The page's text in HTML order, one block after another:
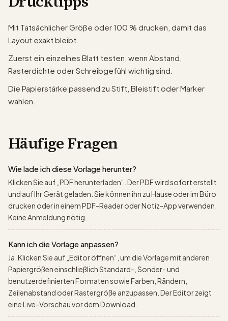
Mit Tatsächlicher Größe oder 100 % drucken, damit das
Layout exakt bleibt.
Zuerst ein einzelnes Blatt testen, wenn Abstand,
Rasterdichte oder Schreibgefühl wichtig sind.
Die Papierstärke passend zu Stift, Bleistift oder Marker
wählen.
Häufige Fragen
Wie lade ich diese Vorlage herunter?
Klicken Sie auf „PDF herunterladen“. Der PDF wird sofort erstellt
und auf Ihr Gerät geladen. Sie können ihn zu Hause oder im Büro
drucken oder in einem PDF-Reader oder Notiz-App verwenden.
Keine Anmeldung nötig.
Kann ich die Vorlage anpassen?
Ja. Klicken Sie auf „Editor öffnen“, um die Vorlage mit anderen
Papiergrößen einschließlich Standard-, Sonder- und
benutzerdefinierten Formaten sowie Farben, Rändern,
Zeilenabstand oder Rastergröße anzupassen. Der Editor zeigt
eine Live-Vorschau vor dem Download.